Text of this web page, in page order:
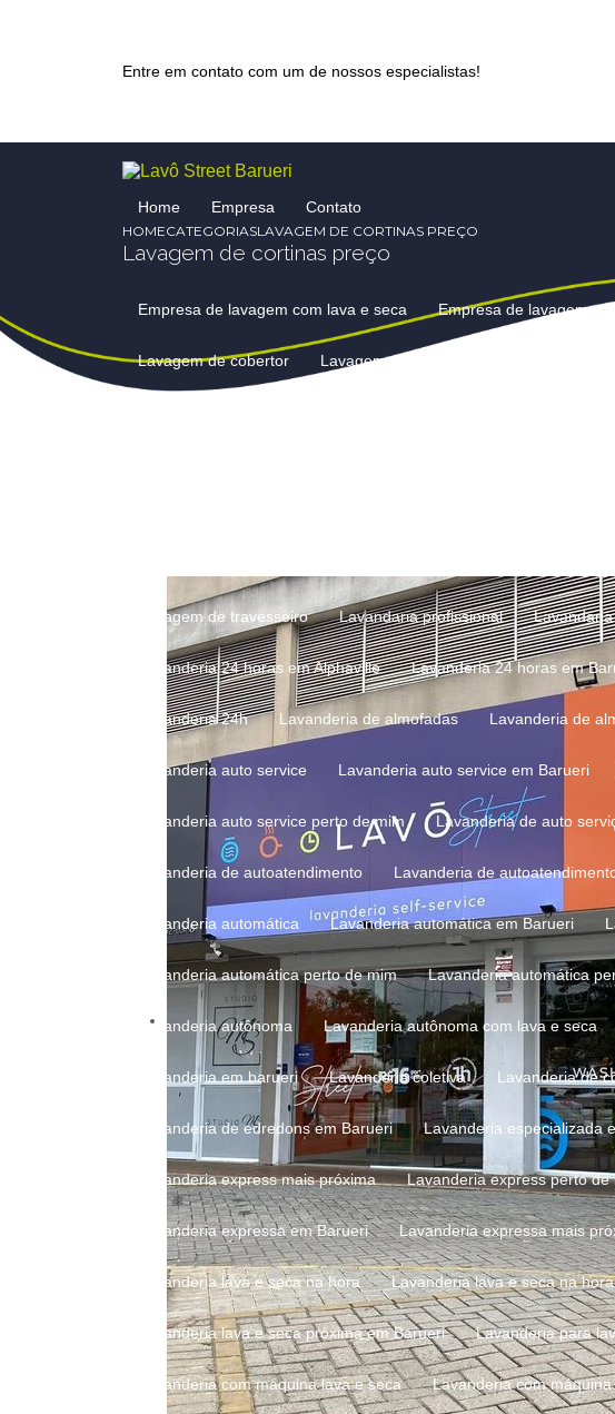
Entre em contato com um de nossos especialistas!
Home Empresa Contato
Empresa de lavagem com lava e seca Empresa de lavagem
Lavagem de cobertor Lavagem de cobertores e edredons
Lavagem de travesseiro Lavandaria profissional
Lavanderia 24 horas em Alphaville Lavanderia 24 horas em
Lavanderia 24h Lavanderia de almofadas Lavanderia de
Lavanderia auto service Lavanderia auto service em Barueri
Lavanderia auto service perto de mim Lavanderia de auto
Lavanderia de autoatendimento Lavanderia de
Lavanderia automática Lavanderia automática em Barueri
Lavanderia automática perto de mim Lavanderia automática
Lavanderia autônoma Lavanderia autônoma com lava e seca
Lavanderia em barueri Lavanderia coletiva Lavanderia de
Lavanderia de edredons em Barueri Lavanderia especializada
Lavanderia express mais próxima Lavanderia express perto de
Lavanderia expressa em Barueri Lavanderia expressa mais
Lavanderia lava e seca na hora Lavanderia lava e seca na
Lavanderia lava e seca próxima em Barueri Lavanderia para
Lavanderia com máquina lava e seca Lavanderia com
HOMECATEGORIASLAVAGEM DE CORTINAS PREÇO
Lavagem de cortinas preço